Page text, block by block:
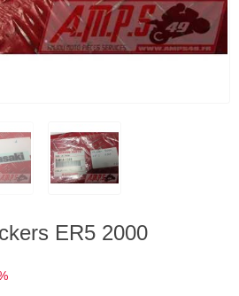
ER5 2000